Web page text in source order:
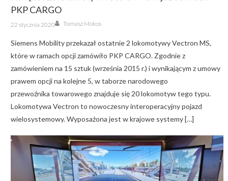
PKP CARGO
Posted
on
22 stycznia 2020 Author
Tomasz Mokos
Siemens Mobility przekazał ostatnie 2 lokomotywy Vectron MS,
które w ramach opcji zamówiło PKP CARGO. Zgodnie z
zamówieniem na 15 sztuk (września 2015 r.) i wynikającym z umowy
prawem opcji na kolejne 5, w taborze narodowego
przewoźnika towarowego znajduje się 20 lokomotyw tego typu.
Lokomotywa Vectron to nowoczesny interoperacyjny pojazd
wielosystemowy. Wyposażona jest w krajowe systemy […]